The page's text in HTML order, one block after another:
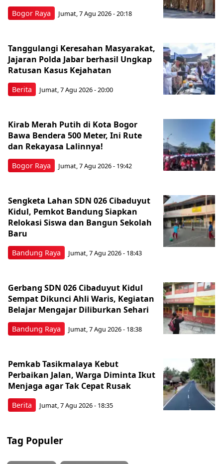
Bogor Raya Jumat, 7 Agu 2026 - 20:18
Berita
Tanggulangi Keresahan Masyarakat,
Jajaran Polda Jabar berhasil Ungkap
Ratusan Kasus Kejahatan
Jumat, 7 Agu 2026 - 20:00
Bogor Raya
Kirab Merah Putih di Kota Bogor
Bawa Bendera 500 Meter, Ini Rute
dan Rekayasa Lalinnya!
Jumat, 7 Agu 2026 - 19:42
Bandung Raya
Sengketa Lahan SDN 026 Cibaduyut
Kidul, Pemkot Bandung Siapkan
Relokasi Siswa dan Bangun Sekolah
Baru
Jumat, 7 Agu 2026 - 18:43
Bandung Raya
Gerbang SDN 026 Cibaduyut Kidul
Sempat Dikunci Ahli Waris, Kegiatan
Belajar Mengajar Diliburkan Sehari
Jumat, 7 Agu 2026 - 18:38
Berita
Pemkab Tasikmalaya Kebut
Perbaikan Jalan, Warga Diminta Ikut
Menjaga agar Tak Cepat Rusak
Jumat, 7 Agu 2026 - 18:35
Tag Populer